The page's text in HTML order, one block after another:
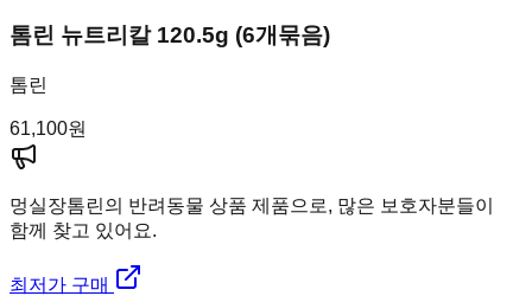
톰린 뉴트리칼 120.5g (6개묶음)
톰린
61,100원
멍실장톰린의 반려동물 상품 제품으로, 많은 보호자분들이
함께 찾고 있어요.
최저가 구매